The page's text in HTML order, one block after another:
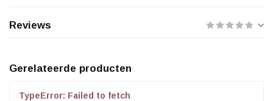
Reviews
Gerelateerde producten
TypeError: Failed to fetch